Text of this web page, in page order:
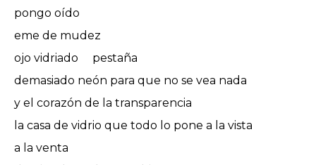
pongo oído
eme de mudez
ojo vidriado pestaña
demasiado neón para que no se vea nada
y el corazón de la transparencia
la casa de vidrio que todo lo pone a la vista
a la venta